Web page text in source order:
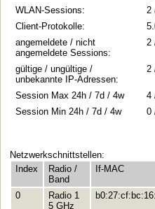
WLAN-Sessions:
2
Client-Protokolle:
angemeldete / nicht
angemeldete Sessions:
2
gültige / ungültige /
unbekannte IP-Adressen:
2
Session Max 24h / 7d / 4w
4
Session Min 24h / 7d / 4w
0
Netzwerkschnittstellen:
Index
Radio /
Band
If-MAC
0
Radio 1
5 GHz